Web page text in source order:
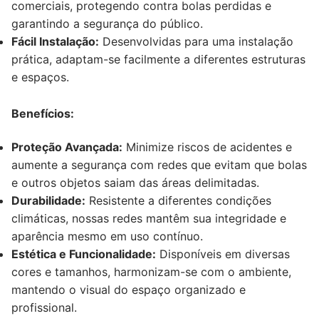
comerciais, protegendo contra bolas perdidas e
garantindo a segurança do público.
Fácil Instalação: Desenvolvidas para uma instalação
prática, adaptam-se facilmente a diferentes estruturas
e espaços.
Benefícios:
Proteção Avançada: Minimize riscos de acidentes e
aumente a segurança com redes que evitam que bolas
e outros objetos saiam das áreas delimitadas.
Durabilidade: Resistente a diferentes condições
climáticas, nossas redes mantêm sua integridade e
aparência mesmo em uso contínuo.
Estética e Funcionalidade: Disponíveis em diversas
cores e tamanhos, harmonizam-se com o ambiente,
mantendo o visual do espaço organizado e
profissional.